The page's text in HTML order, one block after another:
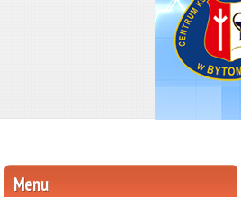
Menu